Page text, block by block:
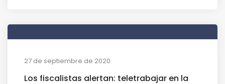
27 de septiembre de 2020
Los fiscalistas alertan: teletrabajar en la